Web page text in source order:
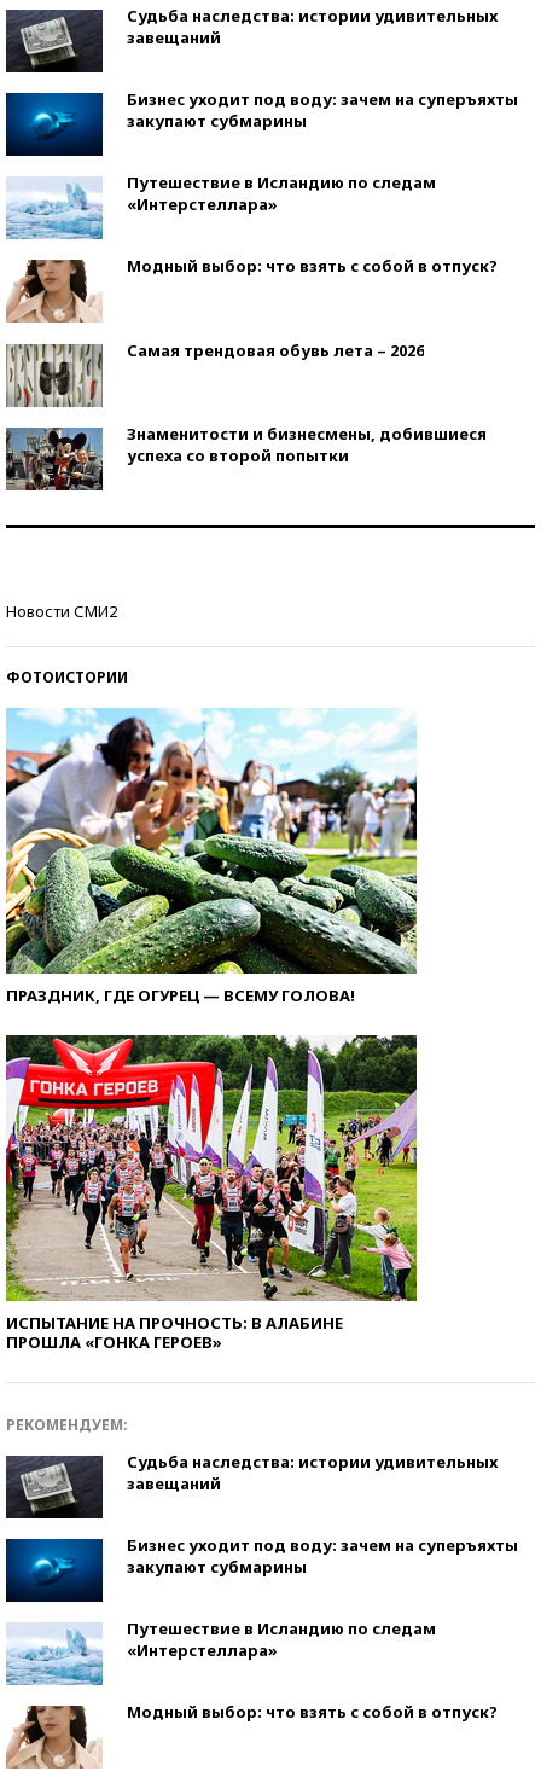
Судьба наследства: истории удивительных
завещаний
Бизнес уходит под воду: зачем на суперъяхты
закупают субмарины
Путешествие в Исландию по следам
«Интерстеллара»
Модный выбор: что взять с собой в отпуск?
Самая трендовая обувь лета – 2026
Знаменитости и бизнесмены, добившиеся
успеха со второй попытки
Новости СМИ2
ФОТОИСТОРИИ
ПРАЗДНИК, ГДЕ ОГУРЕЦ — ВСЕМУ ГОЛОВА!
ИСПЫТАНИЕ НА ПРОЧНОСТЬ: В АЛАБИНЕ
ПРОШЛА «ГОНКА ГЕРОЕВ»
РЕКОМЕНДУЕМ:
Судьба наследства: истории удивительных
завещаний
Бизнес уходит под воду: зачем на суперъяхты
закупают субмарины
Путешествие в Исландию по следам
«Интерстеллара»
Модный выбор: что взять с собой в отпуск?